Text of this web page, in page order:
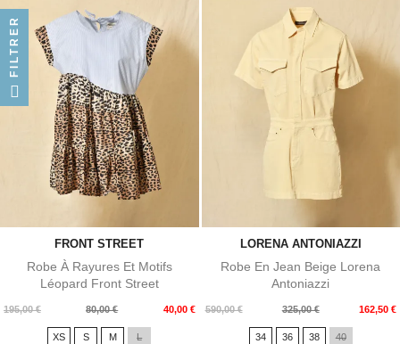
FRONT STREET
Robe À Rayures Et Motifs
Léopard Front Street
195,00 €
Prix
80,00 € 40,00 €
Prix
XS S M L
LORENA ANTONIAZZI
Robe En Jean Beige Lorena
Antoniazzi
590,00 €
Prix
325,00 € 162,50 €
Prix
34 36 38 40
FILTRER